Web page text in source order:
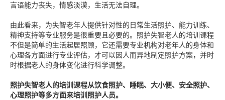
言语能力丧失，情感淡漠，生活无法自理。
由此看来，为失智老年人提供针对性的日常生活照护、能力训练、
精神支持等专业服务是很重要且必要的。照护失智老人的培训课程
不但是简单的生活起居照顾，它还需要专业机构对老年人的身体和
心理各方面进行专业评估，才可以因人而异地制定照护方案，并时
时根据老人的身体变化进行科学调整。
照护失智老人的培训课程从饮食照护、睡眠、大小便、安全照护、
心理照护等多方面来培训照护人员。